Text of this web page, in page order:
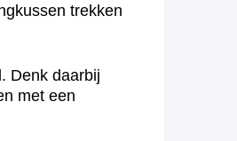
trekken
Denk daarbij
met een